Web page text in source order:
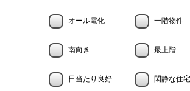
オール電化 一階物件
南向き 最上階
日当たり良好 閑静な住